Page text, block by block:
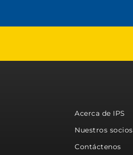
Acerca de IPS
Nuestros socios
Contáctenos